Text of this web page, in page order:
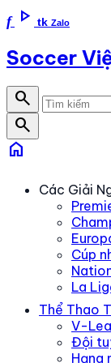
f play_arrow tk Zalo
Soccer
search
search
home
Các Giải
Cúp
La
Thể Thao
V-
Đội
Hạng